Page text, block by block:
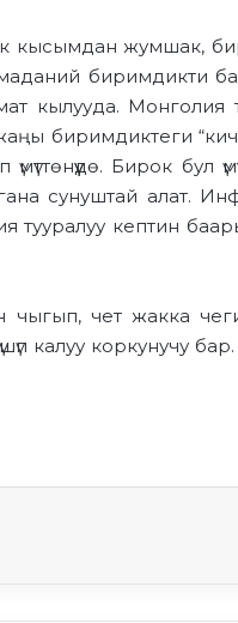
кысымдан жумшак,
биримдикти
кылууда. Монголия
биримдиктеги
Бирок бул
сунуштай алат.
тууралуу кептин
чыгып, чет жакка ч
калуу коркунучу